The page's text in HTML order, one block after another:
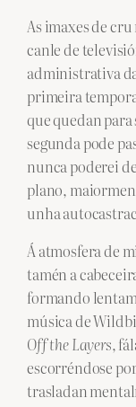
As imaxes de
canle de
administrativa
primeira
que quedan para
segunda pode
nunca poderei
plano,
unha
Á atmosfera de
tamén a
formando
música de
Off the Layers,
escorréndose
trasladan